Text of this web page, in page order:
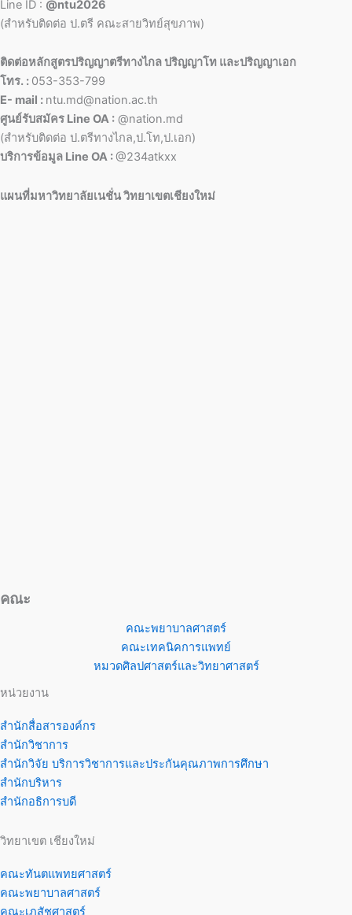
Line ID : @ntu2026
(สำหรับติดต่อ ป.ตรี คณะสายวิทย์สุขภาพ)
ติดต่อหลักสูตรปริญญาตรีทางไกล ปริญญาโท และปริญญาเอก
โทร. : 053-353-799
E- mail : ntu.md@nation.ac.th
ศูนย์รับสมัคร Line OA : @nation.md
(สำหรับติดต่อ ป.ตรีทางไกล,ป.โท,ป.เอก)
บริการข้อมูล Line OA :@234atkxx
แผนที่มหาวิทยาลัยเนชั่น วิทยาเขตเชียงใหม่
คณะ
คณะพยาบาลศาสตร์
คณะเทคนิคการแพทย์
หมวดศิลปศาสตร์และวิทยาศาสตร์
หน่วยงาน
สำนักสื่อสารองค์กร
สำนักวิชาการ
สำนักวิจัย บริการวิชาการและประกันคุณภาพการศึกษา
สำนักบริหาร
สำนักอธิการบดี
วิทยาเขต เชียงใหม่
คณะทันตแพทยศาสตร์
คณะพยาบาลศาสตร์
คณะเภสัชศาสตร์